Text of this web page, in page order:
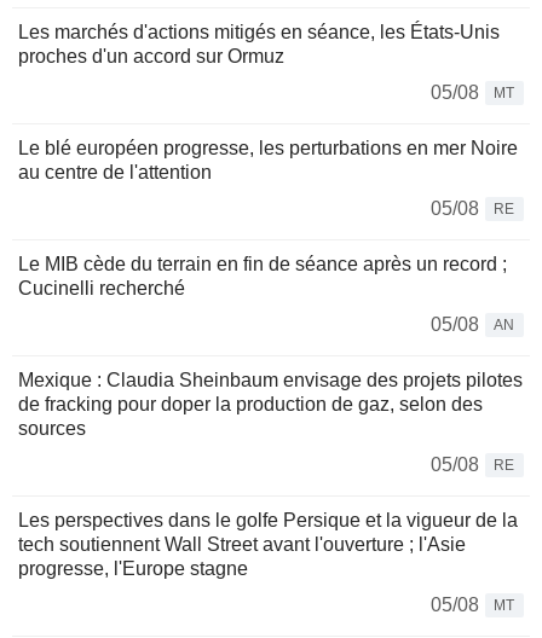
Les marchés d'actions mitigés en séance, les États-Unis
proches d'un accord sur Ormuz
05/08
MT
Le blé européen progresse, les perturbations en mer Noire
au centre de l'attention
05/08
RE
Le MIB cède du terrain en fin de séance après un record ;
Cucinelli recherché
05/08
AN
Mexique : Claudia Sheinbaum envisage des projets pilotes
de fracking pour doper la production de gaz, selon des
sources
05/08
RE
Les perspectives dans le golfe Persique et la vigueur de la
tech soutiennent Wall Street avant l'ouverture ; l'Asie
progresse, l'Europe stagne
05/08
MT